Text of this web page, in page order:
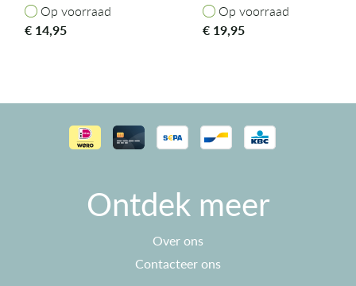
Op voorraad
Op voorraad
€ 14,95
Op voorraad
Op voorraad
€ 19,95
Ontdek meer
Over ons
Contacteer ons